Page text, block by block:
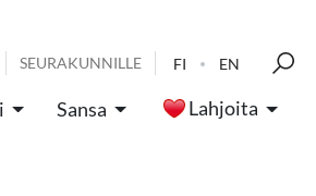
SEURAKUNNILLE FI EN
Sansa Lahjoita